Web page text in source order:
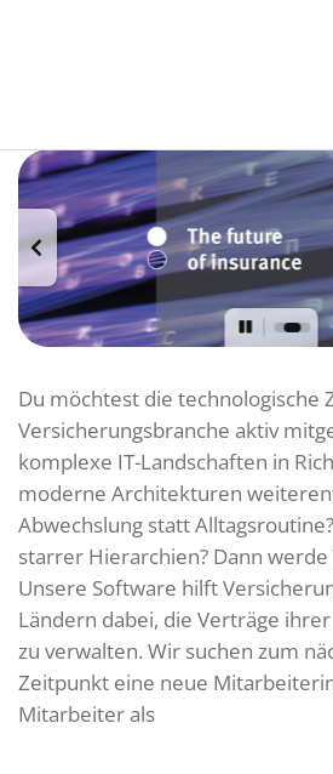
Du möchtest die technologische
Versicherungsbranche aktiv
komplexe IT-Landschaften in
moderne Architekturen
Abwechslung statt
starrer Hierarchien? Dann werde
Unsere Software hilft
Ländern dabei, die Verträge
zu verwalten. Wir suchen zum
Zeitpunkt eine neue
Mitarbeiter als